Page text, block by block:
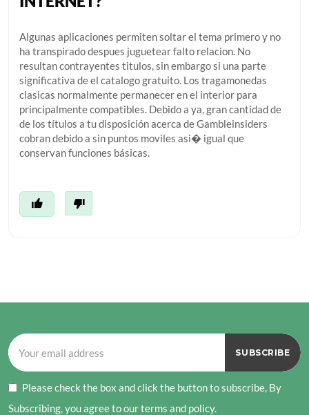
Algunas aplicaciones permiten soltar el tema primero y no
ha transpirado despues juguetear falto relacion. No
resultan contrayentes titulos, sin embargo si una parte
significativa de el catalogo gratuito. Los tragamonedas
clasicas normalmente permanecer en el interior para
principalmente compatibles. Debido a ya, gran cantidad de
de los títulos a tu disposición acerca de Gambleinsiders
cobran debido a sin puntos moviles asi� igual que
conservan funciones básicas.
Please check the box and click the button to subscribe, By
Subscribing, you agree to our terms and policy.